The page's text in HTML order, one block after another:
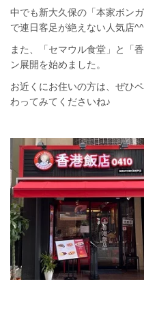
中でも新大久保の「本家ボン
で連日客足が絶えない人気店^^
また、「セマウル食堂」と「
ン展開を始めました。
お近くにお住いの方は、ぜひ
わってみてくださいね♪